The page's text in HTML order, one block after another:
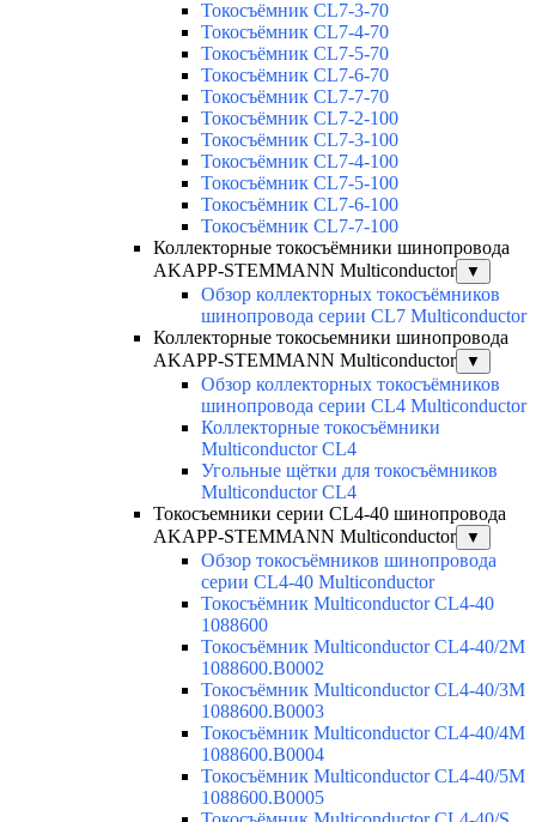
Токосъёмник CL7-3-70
Токосъёмник CL7-4-70
Токосъёмник CL7-5-70
Токосъёмник CL7-6-70
Токосъёмник CL7-7-70
Токосъёмник CL7-2-100
Токосъёмник CL7-3-100
Токосъёмник CL7-4-100
Токосъёмник CL7-5-100
Токосъёмник CL7-6-100
Токосъёмник CL7-7-100
Коллекторные токосъёмники шинопровода
AKAPP-STEMMANN Multiconductor
▼
Обзор коллекторных токосъёмников
шинопровода серии CL7 Multiconductor
Коллекторные токосьемники шинопровода
AKAPP-STEMMANN Multiconductor
▼
Обзор коллекторных токосъёмников
шинопровода серии CL4 Multiconductor
Коллекторные токосъёмники
Multiconductor CL4
Угольные щётки для токосъёмников
Multiconductor CL4
Токосъемники серии CL4-40 шинопровода
AKAPP-STEMMANN Multiconductor
▼
Обзор токосъёмников шинопровода
серии CL4-40 Multiconductor
Токосъёмник Multiconductor CL4-40
1088600
Токосъёмник Multiconductor CL4-40/2M
1088600.B0002
Токосъёмник Multiconductor CL4-40/3M
1088600.B0003
Токосъёмник Multiconductor CL4-40/4M
1088600.B0004
Токосъёмник Multiconductor CL4-40/5M
1088600.B0005